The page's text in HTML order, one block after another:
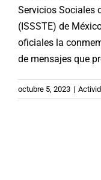
Servicios Sociales
(ISSSTE) de
oficiales la
de mensajes que
octubre 5, 2023 |